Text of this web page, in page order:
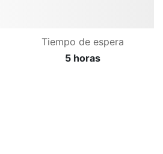
Tiempo de espera
5 horas